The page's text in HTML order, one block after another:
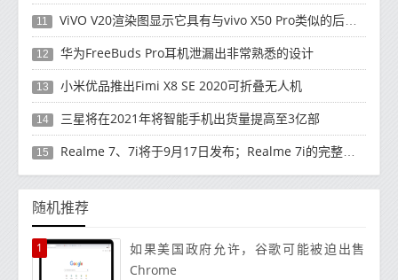
11 ViVO V20渲染图显示它具有与vivo X50 Pro类似的后部设计
12 华为FreeBuds Pro耳机泄漏出非常熟悉的设计
13 小米优品推出Fimi X8 SE 2020可折叠无人机
14 三星将在2021年将智能手机出货量提高至3亿部
15 Realme 7、7i将于9月17日发布；Realme 7i的完整规格并导致泄漏
随机推荐
1
如果美国政府允许，谷歌可能被迫出售
Chrome